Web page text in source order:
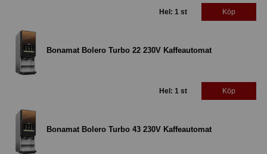
Hel: 1 st Köp
Bonamat Bolero Turbo 22 230V Kaffeautomat
Hel: 1 st Köp
Bonamat Bolero Turbo 43 230V Kaffeautomat